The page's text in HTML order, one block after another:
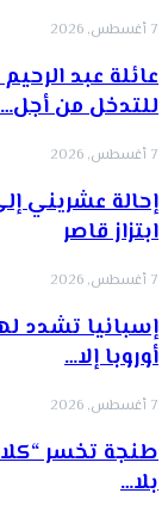
7 أغسطس, 2026
عائلة عبد
للتدخل من أجل…
7 أغسطس, 2026
إحالة عشريني
ابتزاز قاصر
7 أغسطس, 2026
إسبانيا تشدد
أوروبا إلا…
7 أغسطس, 2026
طنجة تخسر
بلا…